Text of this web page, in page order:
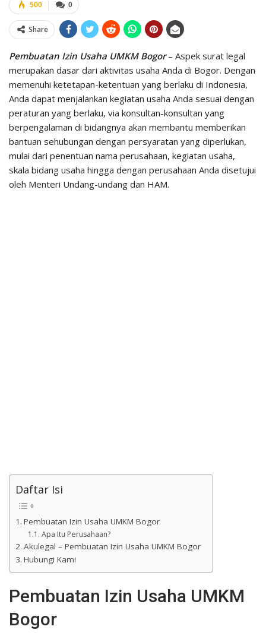
0
500
Share
Pembuatan Izin Usaha UMKM Bogor– Aspek surat legal
merupakan dasar dari aktivitas usaha Anda di Bogor. Dengan
memenuhi ketetapan-ketentuan yang berlaku di Indonesia,
Anda dapat menjalankan kegiatan usaha Anda sesuai dengan
peraturan yang berlaku, via konsultan-konsultan yang
berpengalaman di bidangnya akan membantu memberikan
bantuan sehubungan dengan persyaratan yang diperlukan,
mulai dari penentuan nama perusahaan, kegiatan usaha,
skala bidang usaha hingga dengan perusahaan Anda disetujui
oleh Menteri Undang-undang dan HAM.
Daftar Isi
Pembuatan Izin Usaha UMKM Bogor
Apa Itu Perusahaan?
Akulegal – Pembuatan Izin Usaha UMKM Bogor
Hubungi Kami
Pembuatan Izin Usaha UMKM
Bogor